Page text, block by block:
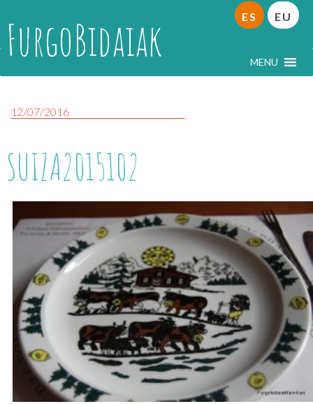
FurgoBidaiak MENU
ES EU
12/07/2016
SUIZA2015102